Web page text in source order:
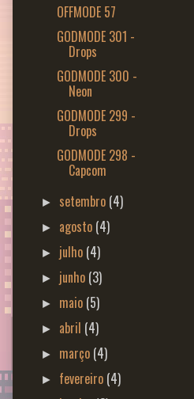
OFFMODE 57
GODMODE 301 -
Drops
GODMODE 300 -
Neon
GODMODE 299 -
Drops
GODMODE 298 -
Capcom
► setembro (4)
► agosto (4)
► julho (4)
► junho (3)
► maio (5)
► abril (4)
► março (4)
► fevereiro (4)